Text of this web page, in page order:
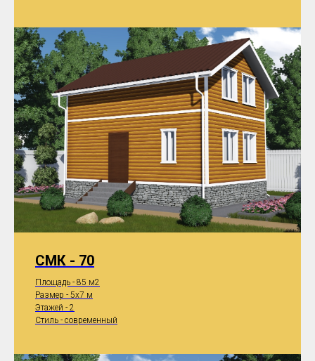
СМК - 70
Площадь - 85 м2
Размер - 5x7 м
Этажей - 2
Стиль - современный